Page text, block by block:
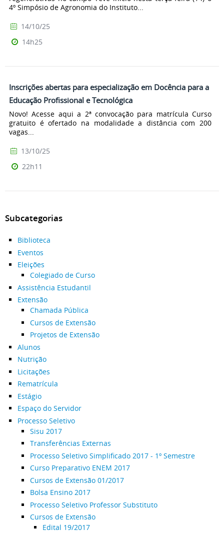
4º Simpósio de Agronomia do Instituto...
14/10/25
14h25
Inscrições abertas para especialização em Docência para a
Educação Profissional e Tecnológica
Novo! Acesse aqui a 2ª convocação para matrícula Curso
gratuito é ofertado na modalidade a distância com 200
vagas...
13/10/25
22h11
Subcategorias
Biblioteca
Eventos
Eleições
Colegiado de Curso
Assistência Estudantil
Extensão
Chamada Pública
Cursos de Extensão
Projetos de Extensão
Alunos
Nutrição
Licitações
Rematrícula
Estágio
Espaço do Servidor
Processo Seletivo
Sisu 2017
Transferências Externas
Processo Seletivo Simplificado 2017 - 1º Semestre
Curso Preparativo ENEM 2017
Cursos de Extensão 01/2017
Bolsa Ensino 2017
Processo Seletivo Professor Substituto
Cursos de Extensão
Edital 19/2017